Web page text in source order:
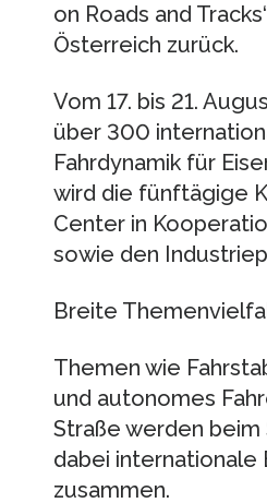
on Roads and
Österreich zurück.
Vom 17. bis 21.
über 300
Fahrdynamik für
wird die fünftägige
Center in
sowie den
Breite
Themen wie
und autonomes
Straße werden
dabei internationale
zusammen.